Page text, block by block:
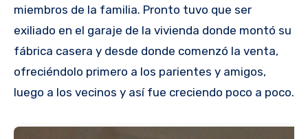
miembros de la familia. Pronto tuvo que ser
exiliado en el garaje de la vivienda donde montó su
fábrica casera y desde donde comenzó la venta,
ofreciéndolo primero a los parientes y amigos,
luego a los vecinos y así fue creciendo poco a poco.